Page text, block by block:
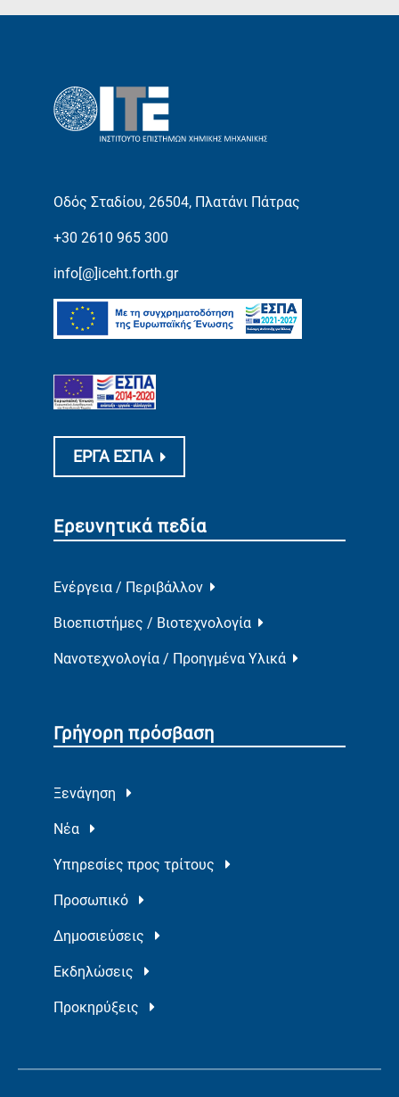
Οδός Σταδίου, 26504, Πλατάνι Πάτρας
+30 2610 965 300
info[@]iceht.forth.gr
ΕΡΓΑ ΕΣΠΑ
Ερευνητικά πεδία
Ενέργεια / Περιβάλλον
Βιοεπιστήμες / Βιοτεχνολογία
Νανοτεχνολογία / Προηγμένα Υλικά
Γρήγορη πρόσβαση
Ξενάγηση
Νέα
Υπηρεσίες προς τρίτους
Προσωπικό
Δημοσιεύσεις
Εκδηλώσεις
Προκηρύξεις